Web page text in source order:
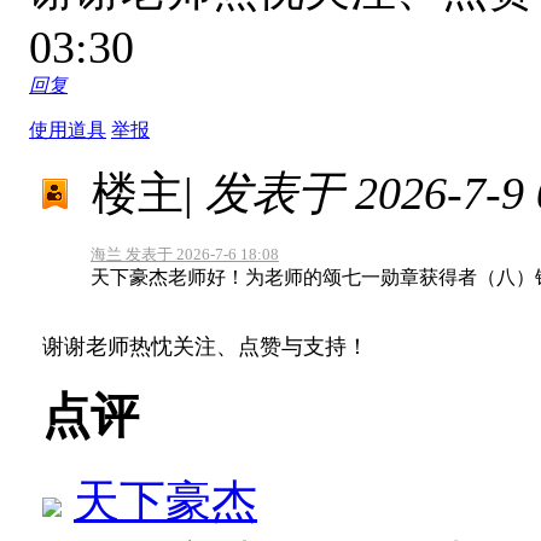
03:30
回复
使用道具 举报
楼主| 发表于 2026-7-9
海兰 发表于 2026-7-6 18:08
天下豪杰老师好！为老师的颂七一勋章获得者（八
谢谢老师热忱关注、点赞与支持！
点评
天下豪杰